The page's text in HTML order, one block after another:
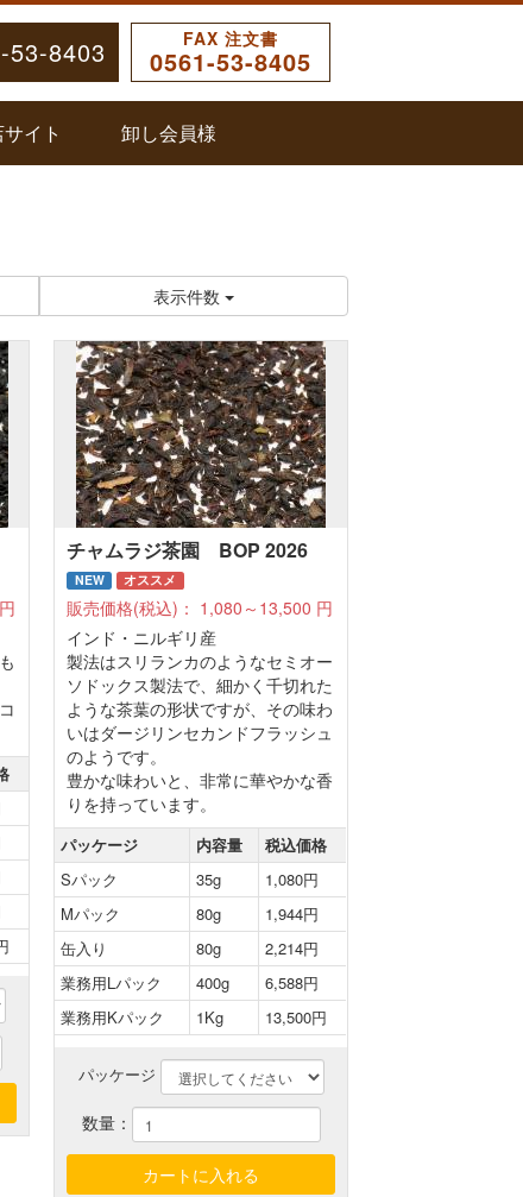
53-8403 FAX 注文書
0561-53-8405
イト 卸し会員様
表示件数
円
チャムラジ茶園 BOP 2026
NEW オススメ
販売価格(税込)： 1,080～13,500 円
インド・ニルギリ産
製法はスリランカのようなセミオー
ソドックス製法で、細かく千切れた
ような茶葉の形状ですが、その味わ
いはダージリンセカンドフラッシュ
のようです。
豊かな味わいと、非常に華やかな香
りを持っています。
パッケージ 内容量
税込価格
Sパック
35g
1,080円
Mパック
80g
1,944円
缶入り
80g
2,214円
業務用Lパック
400g
6,588円
業務用Kパック
1Kg 13,500円
パッケージ
数量：